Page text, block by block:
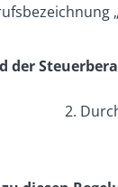
der
2.